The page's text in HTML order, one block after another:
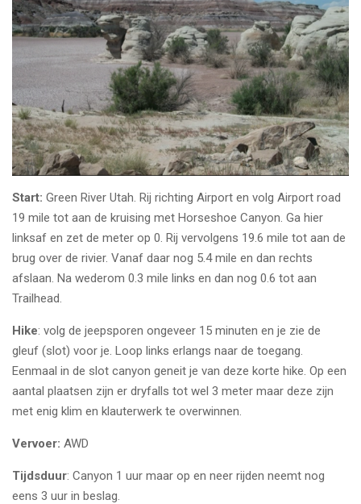
Start: Green River Utah. Rij richting Airport en volg Airport road
19 mile tot aan de kruising met Horseshoe Canyon. Ga hier
linksaf en zet de meter op 0. Rij vervolgens 19.6 mile tot aan de
brug over de rivier. Vanaf daar nog 5.4 mile en dan rechts
afslaan. Na wederom 0.3 mile links en dan nog 0.6 tot aan
Trailhead.
Hike: volg de jeepsporen ongeveer 15 minuten en je zie de
gleuf (slot) voor je. Loop links erlangs naar de toegang.
Eenmaal in de slot canyon geneit je van deze korte hike. Op een
aantal plaatsen zijn er dryfalls tot wel 3 meter maar deze zijn
met enig klim en klauterwerk te overwinnen.
Vervoer: AWD
Tijdsduur: Canyon 1 uur maar op en neer rijden neemt nog
eens 3 uur in beslag.